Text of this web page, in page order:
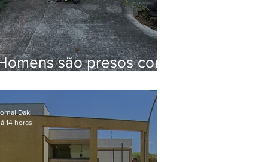
são presos com
Brejal
Daki
14 horas